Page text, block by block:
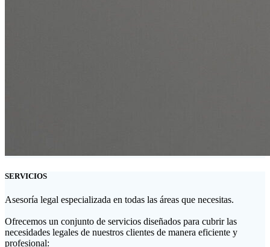
SERVICIOS
Asesoría legal especializada en todas las áreas que necesitas.
Ofrecemos un conjunto de servicios diseñados para cubrir las
necesidades legales de nuestros clientes de manera eficiente y
profesional: